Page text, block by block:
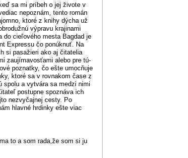
sa mi príbeh o jej živote v
nepoznám, tento román
ktoré z knihy dýcha už
výpravu krajinami
cieľového mesta Bagdad je
Expressu čo ponúknuť. Na
si pasažieri ako aj čitatelia
zaujímavosťami alebo pre tú-
poznatky, čo ešte umocňuje
ktoré sa v rovnakom čase z
spolu a vytvára sa medzi nimi
postupne spoznáva ich
nezvyčajnej cesty. Po
hlavné hrdinky ešte viac
to a som rada,že som si ju